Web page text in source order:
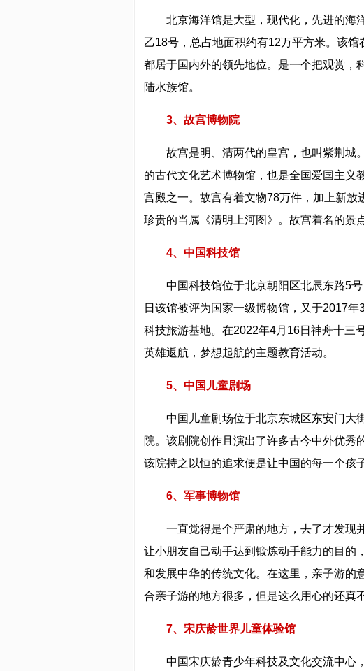
北京海洋馆是大型，现代化，先进的海
乙18号，总占地面积约有12万平方米。该
都居于国内外的领先地位。是一个把观赏，
陆水族馆。
3、故宫博物院
故宫是明、清两代的皇宫，也叫紫荆城
的古代文化艺术博物馆，也是全国爱国主义
宫殿之一。故宫有着文物78万件，加上新
珍贵的当属《清明上河图》。故宫着名的景
4、中国科技馆
中国科技馆位于北京朝阳区北辰东路5
日该馆被评为国家一级博物馆，又于2017
科技旅游基地。在2022年4月16日神舟十三
英雄返航，梦想起航的主题教育活动。
5、中国儿童剧场
中国儿童剧场位于北京东城区东安门大
院。该剧院创作且演出了许多古今中外优秀
该院持之以恒的追求便是让中国的每一个孩
6、军事博物馆
一直觉得是个严肃的地方，去了才发现
让小朋友自己动手达到锻炼动手能力的目的
和发展中华的传统文化。在这里，亲子游的
合亲子游的地方很多，但是这么用心的还真
7、宋庆龄世界儿童体验馆
中国宋庆龄青少年科技及文化交流中心